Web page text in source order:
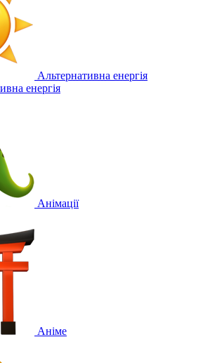
Альтернативна енергія
енергія
Анімації
Аніме